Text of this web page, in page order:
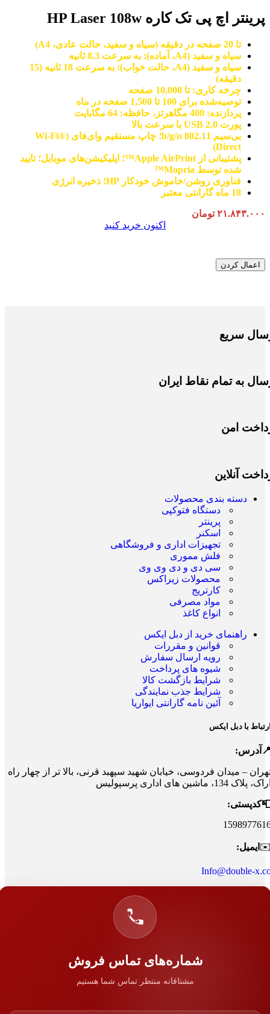
پرینتر اچ پی تک کاره HP Laser 108w
تا 20 صفحه در دقیقه (سیاه و سفید، حالت عادی، A4)
سیاه و سفید (A4، آماده): به سرعت 8.3 ثانیه
سیاه و سفید (A4، حالت خواب): به سرعت 18 ثانیه (15
دقیقه)
چرخه کاری: تا 10,000 صفحه
توصیه‌شده برای 100 تا 1,500 صفحه در ماه
پردازنده: 400 مگاهرتز، حافظه: 64 مگابایت
پورت USB 2.0 با سرعت بالا
بی‌سیم 802.11 b/g/n؛ چاپ مستقیم وای‌فای (Wi-Fi®
Direct)
پشتیبانی از Apple AirPrint™؛ اپلیکیشن‌های موبایل؛ تایید
شده توسط Mopria™
فناوری روشن/خاموش خودکار HP؛ ذخیره انرژی
18 ماه گارانتی معتبر
۲۱.۸۴۳.۰۰۰ تومان
اکنون خرید کنید
اعمال کردن
سریع
به تمام نقاط ایران
امن
آنلاین
دسته بندی محصولات
دستگاه فتوکپی
پرینتر
اسکنر
تجهیزات اداری و فروشگاهی
فلش مموری
سی دی و دی وی وی
محصولات زیراکس
کارتریج
مواد مصرفی
انواع کاغذ
راهنمای خرید از دبل ایکس
قوانین و مقررات
رویه ارسال سفارش
شیوه های پرداخت
شرایط بازگشت کالا
شرایط جذب نمایندگی
آئین نامه گارانتی ایواریا
با دبل ایکس
– میدان فردوسی، خیابان شهید سپهبد قرنی، بالا تر از چهار راه
پلاک 134، ماشین های اداری پرسپولیس
ایمیل:
Info@double-
شماره‌های تماس فروش
مشتاقانه منتظر تماس شما هستیم